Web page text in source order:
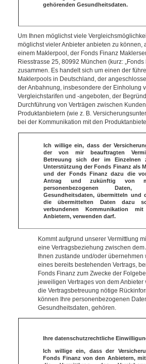
gehörenden Gesundheitsdaten.
Um Ihnen möglichst viele
möglichst vieler Anbieter anbieten zu können,
einem Maklerpool, der Fonds Finanz
Riesstrasse 25, 80992 München (kurz: „Fonds
zusammen. Es handelt sich um einen der
Maklerpools in Deutschland, der
der Anbahnung, insbesondere der Einholung
Vergleichstarifen und -angeboten, der
Durchführung von Verträgen zwischen
Produktanbietern (wie z. B.
bei der Kommunikation mit den
Ich willige ein, dass der
der von mir beauftragten
Betreuung sich der im Einzelnen
Unterstützung der Fonds Finanz als
und der Fonds Finanz dazu die
Antrag und zukünftig von
personenbezogenen
Gesundheitsdaten, übermitteln und
die übermittelten Daten dazu
verbundenen Kommunikation
Anbietern, verwenden darf.
Kommt aufgrund unserer Vermittlung
eine Vertragsbeziehung zwischen dem
Ihnen zustande und/oder übernehmen
eines bereits bestehenden Vertrags,
Fonds Finanz zum Zwecke der
jeweiligen Vertrages von dem Anbieter
die Vertragsbetreuung nötige
können Ihre personenbezogenen
Gesundheitsdaten, gehören.
Ihre datenschutzrechtliche
Ich willige ein, dass der
Fonds Finanz von den Anbietern,